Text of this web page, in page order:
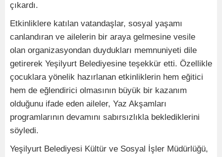
çıkardı.
Etkinliklere katılan vatandaşlar, sosyal yaşamı
canlandıran ve ailelerin bir araya gelmesine vesile
olan organizasyondan duydukları memnuniyeti dile
getirerek Yeşilyurt Belediyesine teşekkür etti. Özellikle
çocuklara yönelik hazırlanan etkinliklerin hem eğitici
hem de eğlendirici olmasının büyük bir kazanım
olduğunu ifade eden aileler, Yaz Akşamları
programlarının devamını sabırsızlıkla beklediklerini
söyledi.
Yeşilyurt Belediyesi Kültür ve Sosyal İşler Müdürlüğü,